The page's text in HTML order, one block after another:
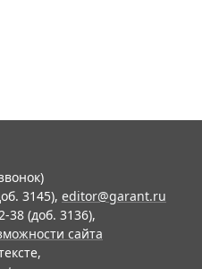
3145), editor@garant.ru
38 (доб. 3136),
сайта